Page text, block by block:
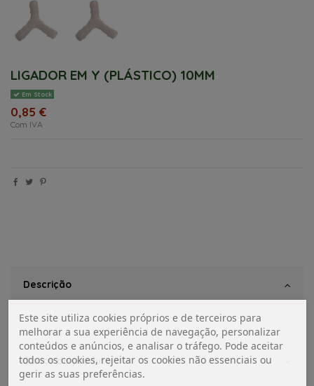
LIGADOR EM Y (PLÁSTICO) 10MM
Em Stock
0,85 €
Com IVA
Descrição
Dados do produto
Este site utiliza cookies próprios e de terceiros para
melhorar a sua experiência de navegação, personalizar
conteúdos e anúncios, e analisar o tráfego. Pode aceitar
todos os cookies, rejeitar os cookies não essenciais ou
gerir as suas preferências.